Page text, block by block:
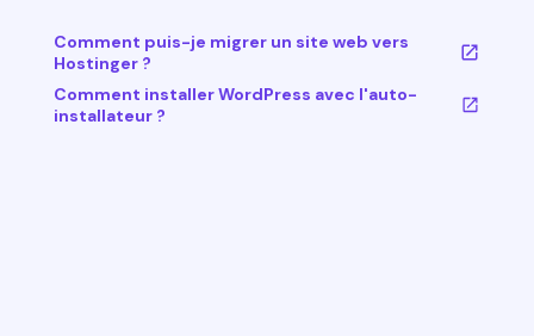
Comment puis-je migrer un site web vers
Hostinger ?
Comment installer WordPress avec l'auto-
installateur ?